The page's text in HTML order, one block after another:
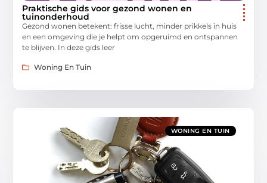
Praktische gids voor gezond wonen en
tuinonderhoud
Gezond wonen betekent: frisse lucht, minder prikkels in huis
en een omgeving die je helpt om opgeruimd en ontspannen
te blijven. In deze gids leer
Woning En Tuin
WONING EN TUIN